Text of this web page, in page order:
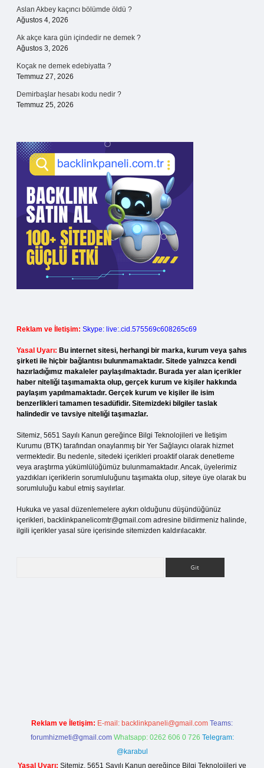
Aslan Akbey kaçıncı bölümde öldü ?
Ağustos 4, 2026
Ak akçe kara gün içindedir ne demek ?
Ağustos 3, 2026
Koçak ne demek edebiyatta ?
Temmuz 27, 2026
Demirbaşlar hesabı kodu nedir ?
Temmuz 25, 2026
Reklam ve İletişim: Skype: live:.cid.575569c608265c69
Yasal Uyarı: Bu internet sitesi, herhangi bir marka, kurum veya şahıs
şirketi ile hiçbir bağlantısı bulunmamaktadır. Sitede yalnızca kendi
hazırladığımız makaleler paylaşılmaktadır. Burada yer alan içerikler
haber niteliği taşımamakta olup, gerçek kurum ve kişiler hakkında
paylaşım yapılmamaktadır. Gerçek kurum ve kişiler ile isim
benzerlikleri tamamen tesadüfidir. Sitemizdeki bilgiler taslak
halindedir ve tavsiye niteliği taşımazlar.
Sitemiz, 5651 Sayılı Kanun gereğince Bilgi Teknolojileri ve İletişim
Kurumu (BTK) tarafından onaylanmış bir Yer Sağlayıcı olarak hizmet
vermektedir. Bu nedenle, sitedeki içerikleri proaktif olarak denetleme
veya araştırma yükümlülüğümüz bulunmamaktadır. Ancak, üyelerimiz
yazdıkları içeriklerin sorumluluğunu taşımakta olup, siteye üye olarak bu
sorumluluğu kabul etmiş sayılırlar.
Hukuka ve yasal düzenlemelere aykırı olduğunu düşündüğünüz
içerikleri, backlinkpanelicomtr@gmail.com adresine bildirmeniz halinde,
ilgili içerikler yasal süre içerisinde sitemizden kaldırılacaktır.
Reklam ve İletişim: E-mail: backlinkpaneli@gmail.com Teams:
forumhizmeti@gmail.com Whatsapp: 0262 606 0 726 Telegram:
@karabul
Yasal Uyarı: Sitemiz, 5651 Sayılı Kanun gereğince Bilgi Teknolojileri ve